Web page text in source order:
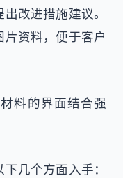
改进措施建议。
资料，便于客户
料的界面结合强
几个方面入手：